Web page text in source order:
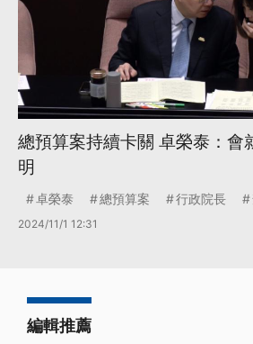
總預算案持續卡關 卓榮泰：會
明
卓榮泰 總預算案 行政院長
2024/11/1 12:31
編輯推薦